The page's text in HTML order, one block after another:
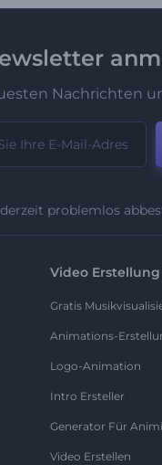
Nachrichten
problemlos
Video Erstellung
Gratis
Animations-
Logo-Animation
Intro Ersteller
Generator Für
Video Erstellen